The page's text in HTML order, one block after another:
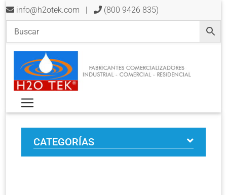
info@h2otek.com | (800 9426 835)
CATEGORÍAS